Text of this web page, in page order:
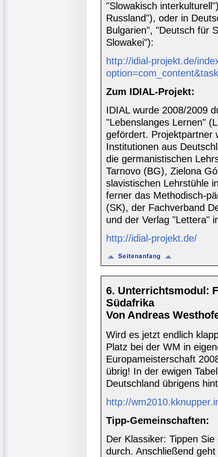
"Slowakisch
Russland"), oder in
Bulgarien", "Deutsch für
Slowakei"):
http://idial-projekt.de/
Zum IDIAL-Projekt:
IDIAL wurde 2008/2009
"Lebenslanges Lernen"
gefördert. Projektpartner
Institutionen aus
die germanistischen
Tarnovo (BG), Zielona
slavistischen Lehrstühle
ferner das Methodisch-
(SK), der Fachverband
und der Verlag "Lettera"
http://idial-projekt.de/
6. Unterrichtsmodul:
Südafrika
Von Andreas
Wird es jetzt endlich
Platz bei der WM in
Europameisterschaft
übrig! In der ewigen
Deutschland übrigens
http://
Tipp-Gemeinschaften:
Der Klassiker: Tippen
durch. Anschließend